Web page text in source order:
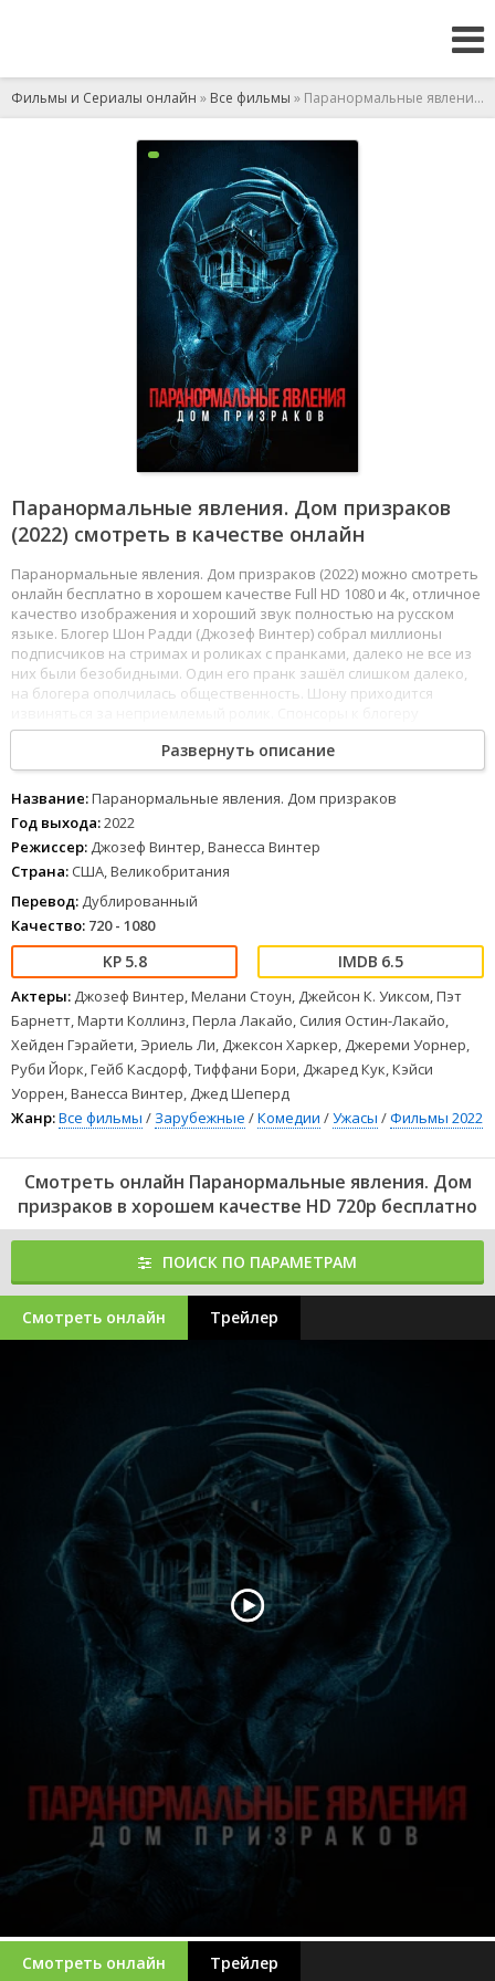
Фильмы и Сериалы онлайн » Все фильмы » Паранормальные явления. Дом призраков
Паранормальные явления. Дом призраков
(2022) смотреть в качестве онлайн
Паранормальные явления. Дом призраков (2022) можно смотреть
онлайн бесплатно в хорошем качестве Full HD 1080 и 4к, отличное
качество изображения и хороший звук полностью на русском
языке. Блогер Шон Радди (Джозеф Винтер) собрал миллионы
подписчиков на стримах и роликах с пранками, далеко не все из
них были безобидными. Один его пранк зашёл слишком далеко,
на блогера ополчилась общественность. Шону приходится
вернулись, но с подписчиками ситуация всё равно не лучшая,
поэтому парню приходится решаться на отчаянный шаг. Радди
не раз рассказывал во время стримов, что больше всего на свете
он боится привидений. В канун Хэллоуина Шон отправляется в
расположенный в глуши особняк. В конце XIX века здесь
повесилась одинокая девушка Милдред. С тех пор её призрак не
покидает здания. Место стало культовым для всех охотников за
привидениями и людей, которые пытаются зафиксировать
паранормальную активность. Шон вооружается множеством
камер и гаджетов и заходит в особняк. Он запирает себя в доме и
выбрасывает ключ. Свечи зажигания Радди вытаскивает из
машины и забрасывает далеко в кусты. Блогер прекрасно знает,
что в какой-то момент ему станет настолько страшно, что
захочется сбежать, но теперь такой возможности у него не
будет. Шон бродит по комнатам проклятого места и сталкивается
с загадочными надписями на стенах и таинственными
предметами. Очень скоро на блогера действительно нападают
потусторонние силы. Шону приходится обращаться к
заклинаниям из древних книг, быстро гуглить значение надписей
на стенах и из подручных средств делать защитные амулеты. На
выручку также приходят зрители, которые записывают ролики
но, возможно, до утра Шон дожить не сможет. Зато умрёт героем,
обелившим своё честное имя и собравшим у экранов гаджетов
миллионы зрителей.
Развернуть описание
Название:Паранормальные явления. Дом призраков
Год выхода:2022
Режиссер: Джозеф Винтер, Ванесса Винтер
Страна: США, Великобритания
Перевод: Дублированный
Качество: 720 - 1080
5.8 6.5
Актеры: Джозеф Винтер, Мелани Стоун, Джейсон К. Уиксом, Пэт
Барнетт, Марти Коллинз, Перла Лакайо, Силия Остин-Лакайо,
Хейден Гэрайети, Эриель Ли, Джексон Харкер, Джереми Уорнер,
Руби Йорк, Гейб Касдорф, Тиффани Бори, Джаред Кук, Кэйси
Уоррен, Ванесса Винтер, Джед Шеперд
Жанр:Все фильмы / Зарубежные /Комедии /Ужасы /Фильмы 2022
Смотреть онлайн Паранормальные явления. Дом
призраков в хорошем качестве HD 720p бесплатно
ПОИСК ПО ПАРАМЕТРАМ
Смотреть онлайн Трейлер
Смотреть онлайн Трейлер